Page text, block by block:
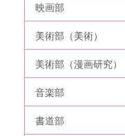
映画部
美術部（美術）
美術部（漫画研究）
音楽部
書道部